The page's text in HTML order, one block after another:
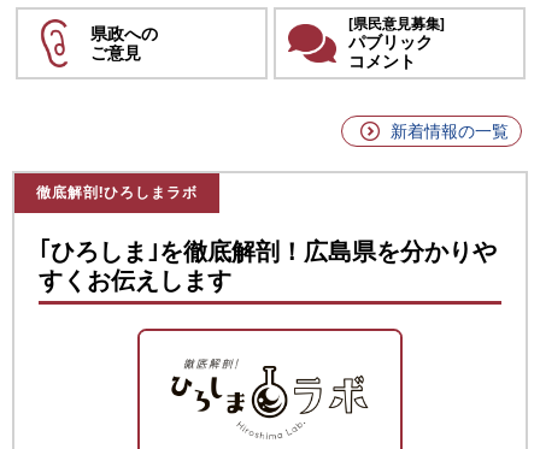
県政への
ご意見
[県民意見募集]
パブリック
コメント
新着情報の一覧
徹底解剖!ひろしまラボ
｢ひろしま｣を徹底解剖！広島県を分かりや
すくお伝えします